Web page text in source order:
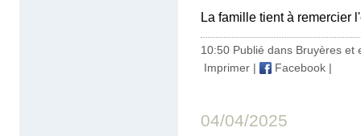
La famille tient à remercier
10:50 Publié dans Bruyères et
Imprimer | Facebook |
04/04/2025